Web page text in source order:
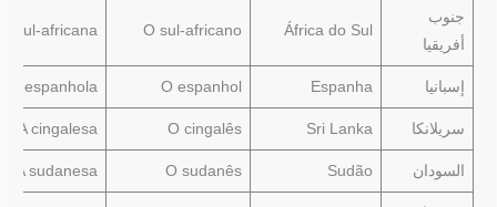
جنوب
أفريقيا
África do Sul
O sul-africano
A sul-africana
إسبانيا Espanha
O espanhol
A espanhola
سريلانكا Sri Lanka
O cingalês
A cingalesa
السودان Sudão
O sudanês
A sudanesa